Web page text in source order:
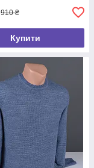
910 ₴
Купити